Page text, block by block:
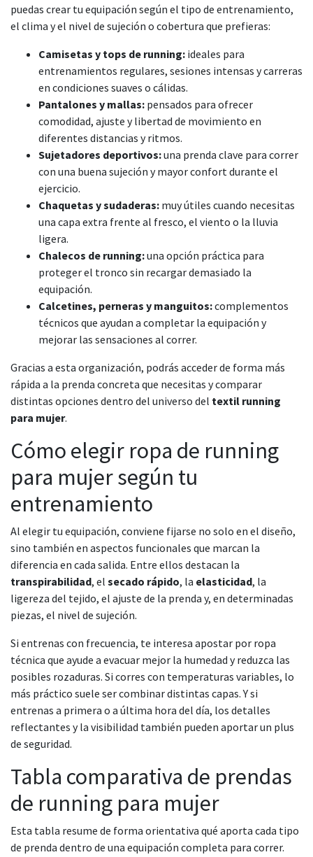
puedas crear tu equipación según el tipo de entrenamiento,
el clima y el nivel de sujeción o cobertura que prefieras:
Camisetas y tops de running: ideales para
entrenamientos regulares, sesiones intensas y carreras
en condiciones suaves o cálidas.
Pantalones y mallas: pensados para ofrecer
comodidad, ajuste y libertad de movimiento en
diferentes distancias y ritmos.
Sujetadores deportivos:una prenda clave para correr
con una buena sujeción y mayor confort durante el
ejercicio.
Chaquetas y sudaderas: muy útiles cuando necesitas
una capa extra frente al fresco, el viento o la lluvia
ligera.
Chalecos de running:una opción práctica para
proteger el tronco sin recargar demasiado la
equipación.
Calcetines, perneras y manguitos:complementos
técnicos que ayudan a completar la equipación y
mejorar las sensaciones al correr.
Gracias a esta organización, podrás acceder de forma más
rápida a la prenda concreta que necesitas y comparar
distintas opciones dentro del universo del textil running
para mujer.
Cómo elegir ropa de running
para mujer según tu
entrenamiento
Al elegir tu equipación, conviene fijarse no solo en el diseño,
sino también en aspectos funcionales que marcan la
diferencia en cada salida. Entre ellos destacan la
transpirabilidad, el secado rápido, la elasticidad, la
ligereza del tejido, el ajuste de la prenda y, en determinadas
piezas, el nivel de sujeción.
Si entrenas con frecuencia, te interesa apostar por ropa
técnica que ayude a evacuar mejor la humedad y reduzca las
posibles rozaduras. Si corres con temperaturas variables, lo
más práctico suele ser combinar distintas capas. Y si
entrenas a primera o a última hora del día, los detalles
reflectantes y la visibilidad también pueden aportar un plus
de seguridad.
Tabla comparativa de prendas
de running para mujer
Esta tabla resume de forma orientativa qué aporta cada tipo
de prenda dentro de una equipación completa para correr.